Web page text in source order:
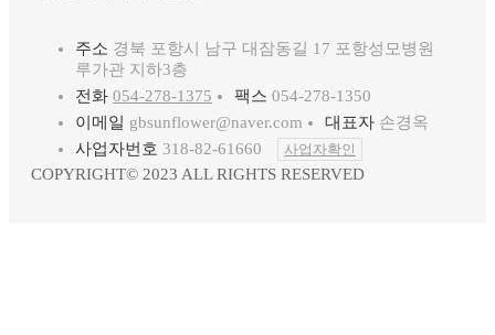
주소 경북 포항시 남구 대잠동길 17 포항성모병원
루가관 지하3층
전화 054-278-1375 팩스 054-278-1350
이메일 gbsunflower@naver.com 대표자 손경옥
사업자번호 318-82-61660 사업자확인
COPYRIGHT© 2023 ALL RIGHTS RESERVED